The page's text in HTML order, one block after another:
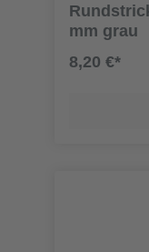
mm grau
8,20 €*